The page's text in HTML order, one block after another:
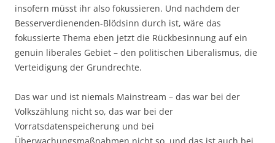
insofern müsst ihr also fokussieren. Und nachdem der
Besserverdienenden-Blödsinn durch ist, wäre das
fokussierte Thema eben jetzt die Rückbesinnung auf ein
genuin liberales Gebiet – den politischen Liberalismus, die
Verteidigung der Grundrechte.
Das war und ist niemals Mainstream – das war bei der
Volkszählung nicht so, das war bei der
Vorratsdatenspeicherung und bei
Überwachungsmaßnahmen nicht so, und das ist auch bei